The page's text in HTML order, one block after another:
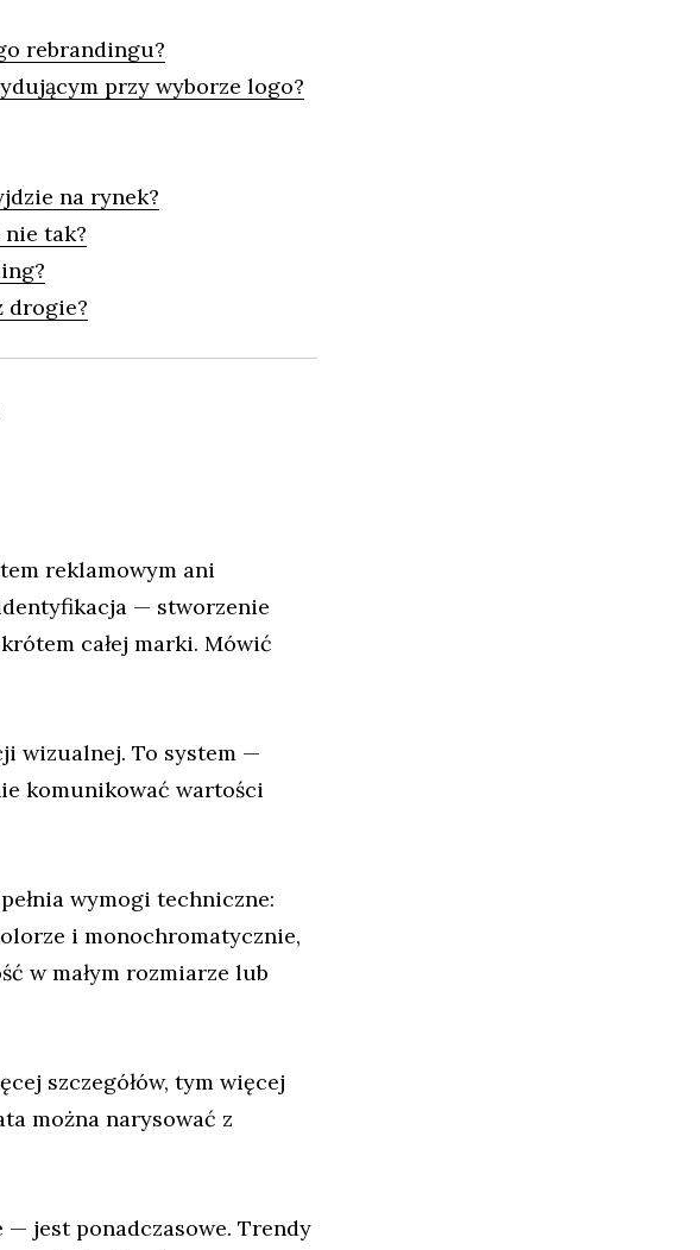
rebrandingu?
przy wyborze logo?
na rynek?
tak?
drogie?
reklamowym ani
— stworzenie
całej marki. Mówić
wizualnej. To system —
komunikować wartości
wymogi techniczne:
i monochromatycznie,
w małym rozmiarze lub
szczegółów, tym więcej
można narysować z
jest ponadczasowe. Trendy